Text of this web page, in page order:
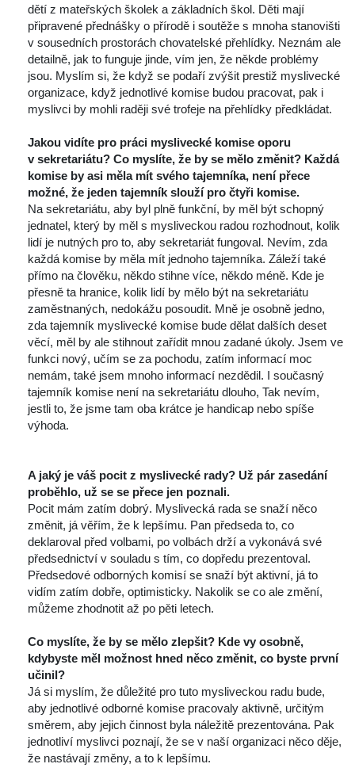
dětí z mateřských školek a základních škol. Děti mají
připravené přednášky o přírodě i soutěže s mnoha stanovišti
v sousedních prostorách chovatelské přehlídky. Neznám ale
detailně, jak to funguje jinde, vím jen, že někde problémy
jsou. Myslím si, že když se podaří zvýšit prestiž myslivecké
organizace, když jednotlivé komise budou pracovat, pak i
myslivci by mohli raději své trofeje na přehlídky předkládat.
Jakou vidíte pro práci myslivecké komise oporu
v sekretariátu? Co myslíte, že by se mělo změnit? Každá
komise by asi měla mít svého tajemníka, není přece
možné, že jeden tajemník slouží pro čtyři komise.
Na sekretariátu, aby byl plně funkční, by měl být schopný
jednatel, který by měl s mysliveckou radou rozhodnout, kolik
lidí je nutných pro to, aby sekretariát fungoval. Nevím, zda
každá komise by měla mít jednoho tajemníka. Záleží také
přímo na člověku, někdo stihne více, někdo méně. Kde je
přesně ta hranice, kolik lidí by mělo být na sekretariátu
zaměstnaných, nedokážu posoudit. Mně je osobně jedno,
zda tajemník myslivecké komise bude dělat dalších deset
věcí, měl by ale stihnout zařídit mnou zadané úkoly. Jsem ve
funkci nový, učím se za pochodu, zatím informací moc
nemám, také jsem mnoho informací nezdědil. I současný
tajemník komise není na sekretariátu dlouho, Tak nevím,
jestli to, že jsme tam oba krátce je handicap nebo spíše
výhoda.
A jaký je váš pocit z myslivecké rady? Už pár zasedání
proběhlo, už se se přece jen poznali.
Pocit mám zatím dobrý. Myslivecká rada se snaží něco
změnit, já věřím, že k lepšímu. Pan předseda to, co
deklaroval před volbami, po volbách drží a vykonává své
předsednictví v souladu s tím, co dopředu prezentoval.
Předsedové odborných komisí se snaží být aktivní, já to
vidím zatím dobře, optimisticky. Nakolik se co ale změní,
můžeme zhodnotit až po pěti letech.
Co myslíte, že by se mělo zlepšit? Kde vy osobně,
kdybyste měl možnost hned něco změnit, co byste první
učinil?
Já si myslím, že důležité pro tuto mysliveckou radu bude,
aby jednotlivé odborné komise pracovaly aktivně, určitým
měrem, aby jejich činnost byla náležitě prezentována. Pak
jednotliví myslivci poznají, že se v naší organizaci něco děje,
že nastávají změny, a to k lepšímu.